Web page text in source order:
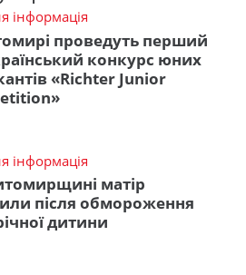
інформація
проведуть перший
конкурс юних
«Richter Junior
інформація
матір
після обмороження
дитини